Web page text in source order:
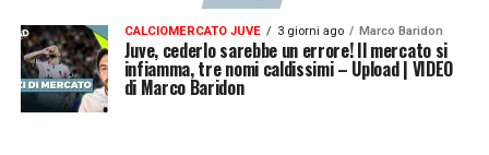
CALCIOMERCATO JUVE 3 giorni ago Marco Baridon
Juve, cederlo sarebbe un errore! Il mercato si
infiamma, tre nomi caldissimi – Upload | VIDEO
di Marco Baridon